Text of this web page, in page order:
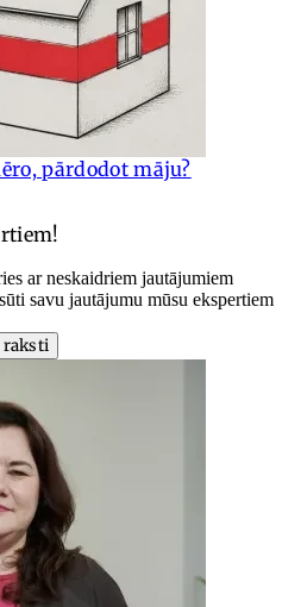
pārdodot māju?
ar neskaidriem jautājumiem
savu jautājumu mūsu ekspertiem
raksti